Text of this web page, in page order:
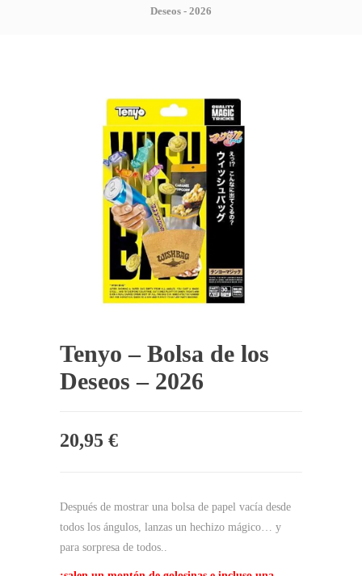
Deseos - 2026
Tenyo – Bolsa de los
Deseos – 2026
20,95 €
Después de mostrar una bolsa de papel vacía desde
todos los ángulos, lanzas un hechizo mágico… y
para sorpresa de todos..